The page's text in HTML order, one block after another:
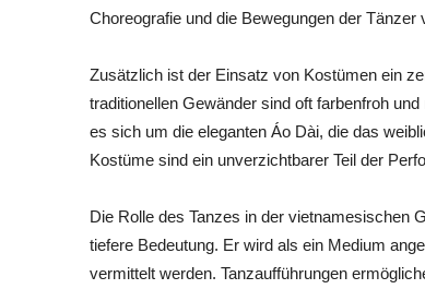
Choreografie und die Bewegungen der Tänzer
Zusätzlich ist der Einsatz von Kostümen ein
traditionellen Gewänder sind oft farbenfroh
es sich um die eleganten Áo Dài, die das
Kostüme sind ein unverzichtbarer Teil der
Die Rolle des Tanzes in der vietnamesischen
tiefere Bedeutung. Er wird als ein Medium
vermittelt werden. Tanzaufführungen